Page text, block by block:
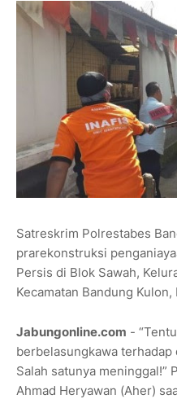
Satreskrim Polrestabes
prarekonstruksi
Persis di Blok Sawah,
Kecamatan Bandung
Jabungonline.com -
berbelasungkawa terhadap
Salah satunya meninggal!”
Ahmad Heryawan (Aher)